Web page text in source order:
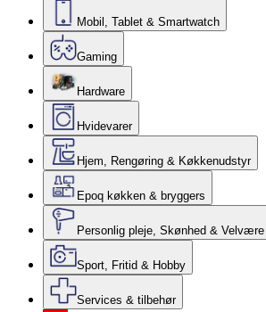
Mobil, Tablet & Smartwatch
Gaming
Hardware
Hvidevarer
Hjem, Rengøring & Køkkenudstyr
Epoq køkken & bryggers
Personlig pleje, Skønhed & Velvære
Sport, Fritid & Hobby
Services & tilbehør